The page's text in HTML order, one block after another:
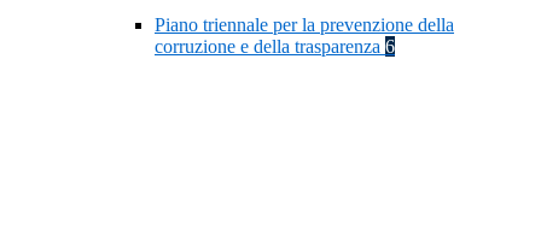
Piano triennale per la prevenzione della
corruzione e della trasparenza 6